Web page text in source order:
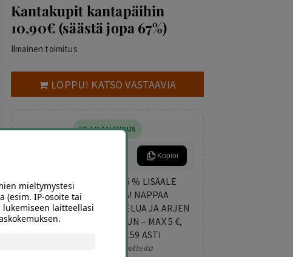
Kantakupit kantapäihin
10,90€ (säästä jopa 67%)
Ilmainen toimitus
LOPPU! KATSO VASTAAVIA
5% LISÄALENNUS
Kopioi
TORSTAIN LISÄETU: 5 % LISÄALE
KAIKISTA DIILEISTÄ! NAPPAA
TEKEMISTÄ, HEMMOTTELUA JA ARJEN
PIRISTYSTÄ ELOKUUHUN – MAX 5 €,
VOIMASSA KLO 23.59 ASTI
Koskee valittuja tuotteita
mieltymystesi
(esim. IP-osoite tai
laitteellasi